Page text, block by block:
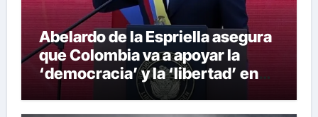
Abelardo de la Espriella asegura
que Colombia va a apoyar la
‘democracia’ y la ‘libertad’ en